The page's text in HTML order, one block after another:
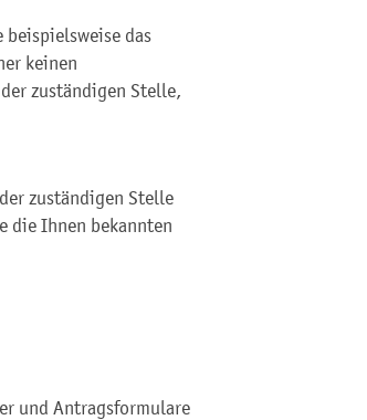
das
keinen
zuständigen Stelle,
zuständigen Stelle
die Ihnen bekannten
und Antragsformulare